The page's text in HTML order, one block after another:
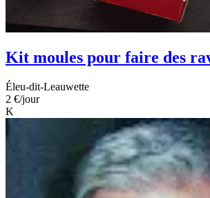
Kit moules pour faire des
Éleu-dit-Leauwette
2 €/jour
K